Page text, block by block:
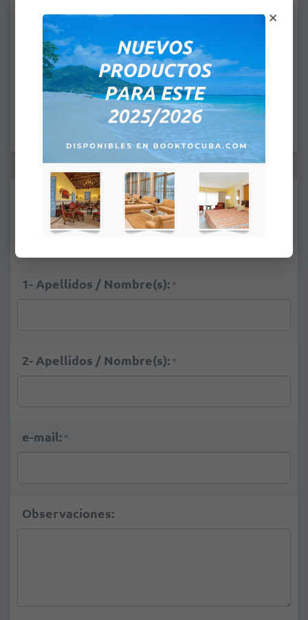
Desde:
HORA DE LLEGADA: 4:00PM
HORA DE SALIDA: 12:00PM
Suplementos:
Vista a Piscina+
US$ 16,00
1- Apellidos / Nombre(s): *
2- Apellidos / Nombre(s): *
e-mail: *
Observaciones:
×